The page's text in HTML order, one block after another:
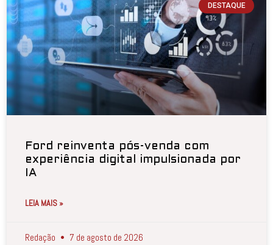
DESTAQUE
Ford reinventa pós-venda com
experiência digital impulsionada por
IA
LEIA MAIS »
Redação 7 de agosto de 2026